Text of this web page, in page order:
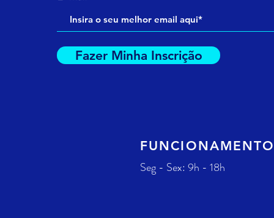
Fazer Minha Inscrição
Seg - Sex: 9h - 18h